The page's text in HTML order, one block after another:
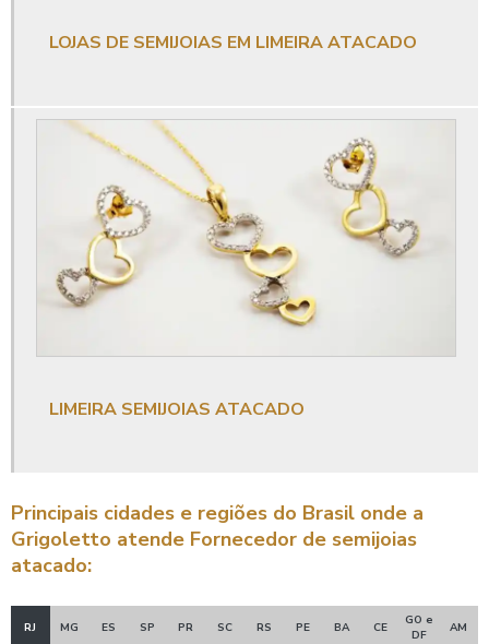
LOJAS DE SEMIJOIAS EM LIMEIRA ATACADO
LIMEIRA SEMIJOIAS ATACADO
Principais cidades e regiões do Brasil onde a
Grigoletto atende Fornecedor de semijoias
atacado:
RJ MG ES SP PR SC RS PE BA CE
GO e
DF
AM